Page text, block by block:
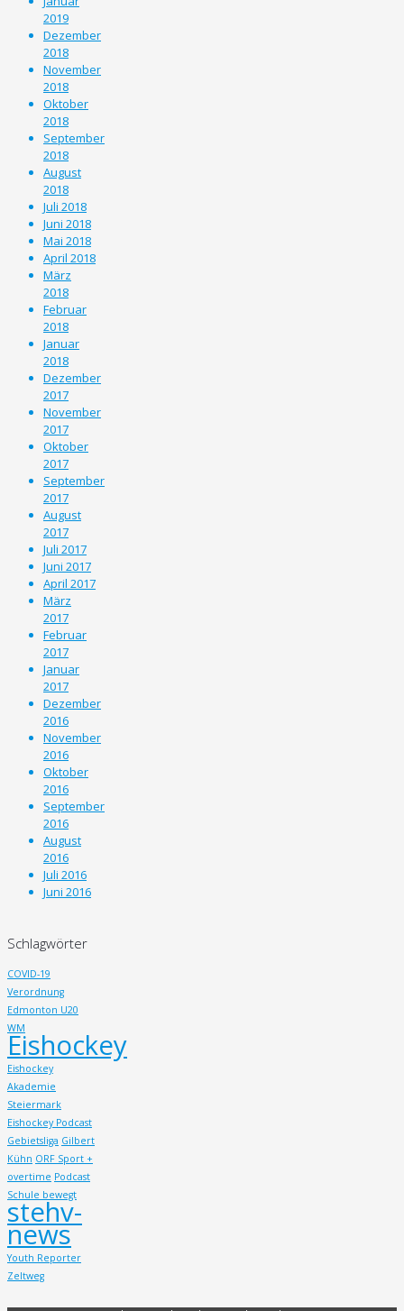
2019
Dezember
2018
November
2018
Oktober
2018
September
2018
August
2018
Juli 2018
Juni 2018
Mai 2018
April 2018
März
2018
Februar
2018
Januar
2018
Dezember
2017
November
2017
Oktober
2017
September
2017
August
2017
Juli 2017
Juni 2017
April 2017
März
2017
Februar
2017
Januar
2017
Dezember
2016
November
2016
Oktober
2016
September
2016
August
2016
Juli 2016
Juni 2016
Schlagwörter
COVID-19
Verordnung
Edmonton U20
WM
Eishockey
Eishockey
Akademie
Steiermark
Eishockey Podcast
Gebietsliga Gilbert
Kühn ORF Sport +
overtime Podcast
Schule bewegt
stehv-
news
Youth Reporter
Zeltweg